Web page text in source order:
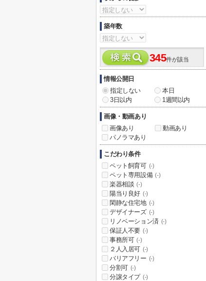
築年数
345件が該当
情報公開日
指定しない
本日
3日以内
1週間以内
画像・動画あり
画像あり
動画あり
パノラマあり
こだわり条件
ペット飼育可 (-)
ペット専用設備 (-)
楽器相談 (-)
陽当り良好 (-)
閑静な住宅地 (-)
デザイナーズ (-)
リノベーション済 (-)
保証人不要 (-)
事務所可 (-)
２人入居可 (-)
バリアフリー (-)
分割可 (-)
分譲タイプ (-)